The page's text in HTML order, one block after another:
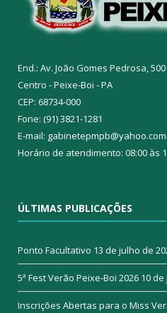
End.: Av. João Gomes Pedrosa, 500
Centro - Peixe-Boi - PA
CEP: 68734-000
Fone: (91) 3821-1281
E-mail:
Horário de atendimento: 08:00 às
ÚLTIMAS PUBLICAÇÕES
Ponto Facultativo 13 de julho de
5ª Fest Verão Peixe-Boi 2026 10
Inscrições Abertas para o Miss